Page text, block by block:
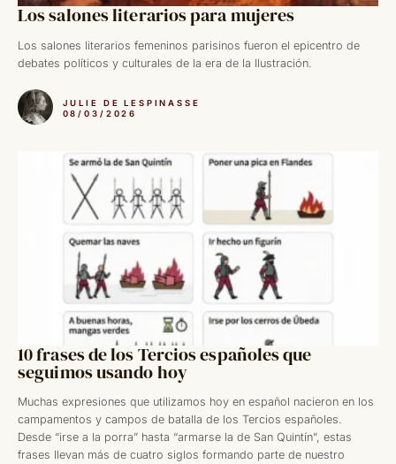
Los salones literarios para mujeres
Los salones literarios femeninos parisinos fueron el epicentro de
debates políticos y culturales de la era de la Ilustración.
JULIE DE LESPINASSE
08/03/2026
10 frases de los Tercios españoles que
seguimos usando hoy
Muchas expresiones que utilizamos hoy en español nacieron en los
campamentos y campos de batalla de los Tercios españoles.
Desde “irse a la porra” hasta “armarse la de San Quintín”, estas
frases llevan más de cuatro siglos formando parte de nuestro